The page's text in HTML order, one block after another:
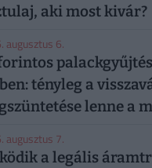
aki most kivár?
augusztus 6.
tényleg a
lenne a
augusztus 7.
a legális